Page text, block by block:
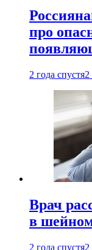
про
2 года спустя2
Врач
в
2 года спустя2